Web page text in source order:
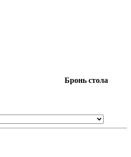
Бронь стола